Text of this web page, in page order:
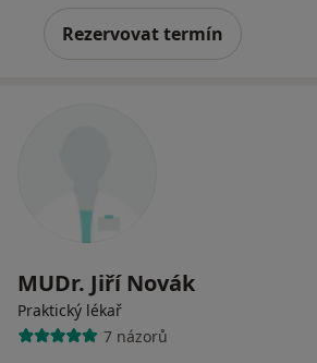
Rezervovat termín
MUDr. Jiří Novák
Praktický lékař
7 názorů